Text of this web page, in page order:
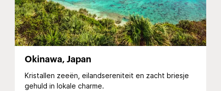
Okinawa, Japan
Kristallen zeeën, eilandsereniteit en zacht briesje
gehuld in lokale charme.